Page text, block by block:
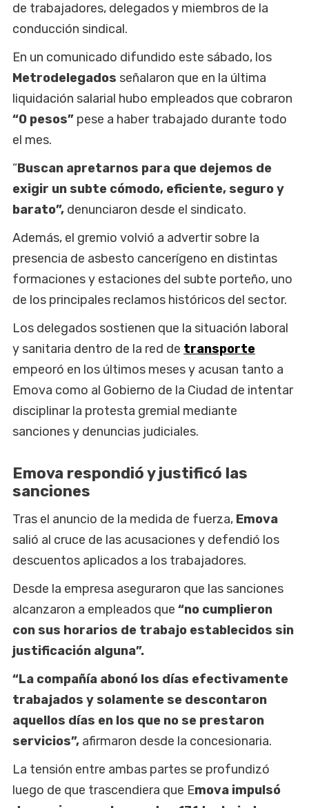
de trabajadores, delegados y miembros de la
conducción sindical.
En un comunicado difundido este sábado, los
Metrodelegados señalaron que en la última
liquidación salarial hubo empleados que cobraron
“0 pesos” pese a haber trabajado durante todo
el mes.
“Buscan apretarnos para que dejemos de
exigir un subte cómodo, eficiente, seguro y
barato”, denunciaron desde el sindicato.
Además, el gremio volvió a advertir sobre la
presencia de asbesto cancerígeno en distintas
formaciones y estaciones del subte porteño, uno
de los principales reclamos históricos del sector.
Los delegados sostienen que la situación laboral
y sanitaria dentro de la red de transporte
empeoró en los últimos meses y acusan tanto a
Emova como al Gobierno de la Ciudad de intentar
disciplinar la protesta gremial mediante
sanciones y denuncias judiciales.
Emova respondió y justificó las
sanciones
Tras el anuncio de la medida de fuerza, Emova
salió al cruce de las acusaciones y defendió los
descuentos aplicados a los trabajadores.
Desde la empresa aseguraron que las sanciones
alcanzaron a empleados que “no cumplieron
con sus horarios de trabajo establecidos sin
justificación alguna”.
“La compañía abonó los días efectivamente
trabajados y solamente se descontaron
aquellos días en los que no se prestaron
servicios”, afirmaron desde la concesionaria.
La tensión entre ambas partes se profundizó
luego de que trascendiera que Emova impulsó